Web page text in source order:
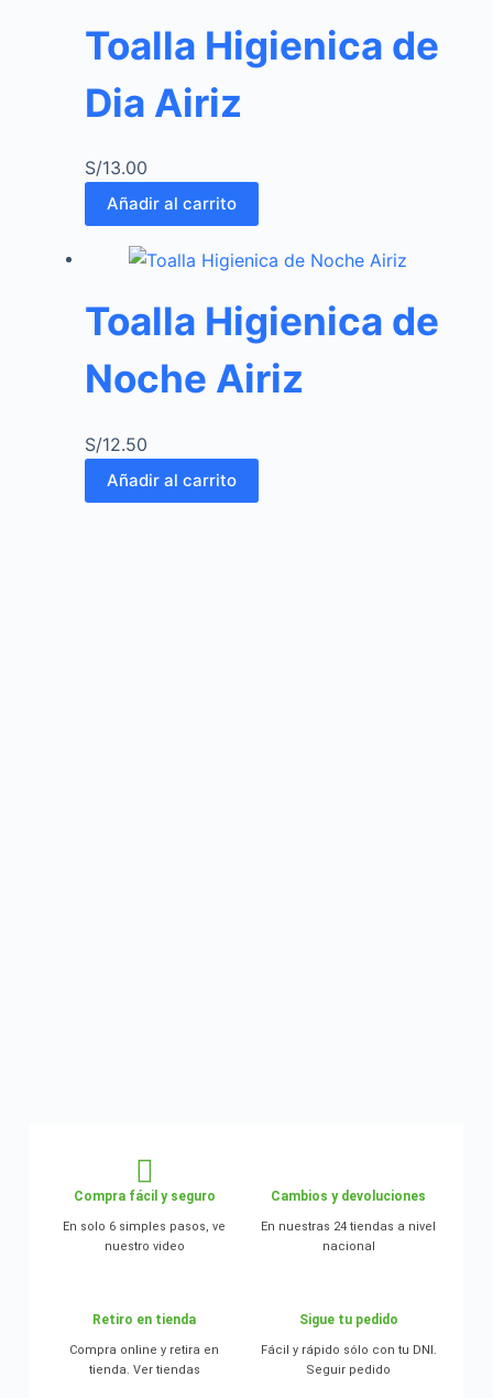
Toalla Higienica de
Dia Airiz
S/13.00
Añadir al carrito
Toalla Higienica de
Noche Airiz
S/12.50
Añadir al carrito
Compra fácil y seguro
En solo 6 simples pasos, ve
nuestro video
Retiro en tienda
Compra online y retira en
tienda. Ver tiendas
Cambios y devoluciones
En nuestras 24 tiendas a nivel
nacional
Sigue tu pedido
Fácil y rápido sólo con tu DNI.
Seguir pedido